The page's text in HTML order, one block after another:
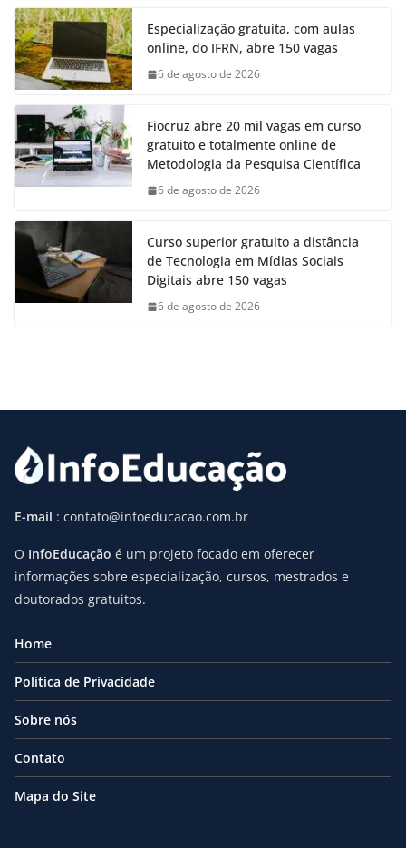
Especialização gratuita, com aulas
online, do IFRN, abre 150 vagas
6 de agosto de 2026
Fiocruz abre 20 mil vagas em curso
gratuito e totalmente online de
Metodologia da Pesquisa Científica
6 de agosto de 2026
Curso superior gratuito a distância
de Tecnologia em Mídias Sociais
Digitais abre 150 vagas
6 de agosto de 2026
E-mail : contato@infoeducacao.com.br
O InfoEducação é um projeto focado em oferecer
informações sobre especialização, cursos, mestrados e
doutorados gratuitos.
Home
Politica de Privacidade
Sobre nós
Contato
Mapa do Site